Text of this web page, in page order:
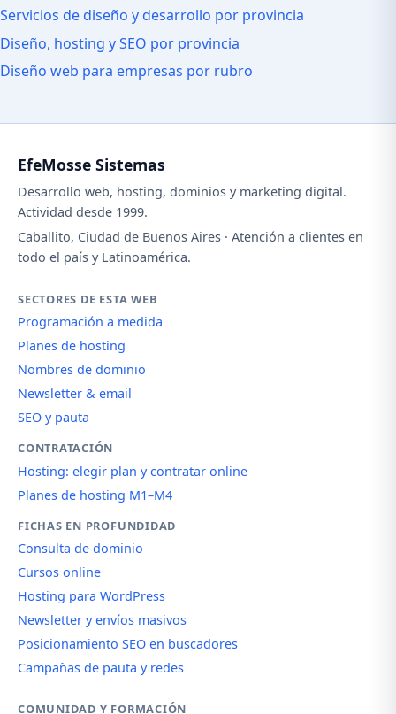
Servicios de diseño y desarrollo por provincia
Diseño, hosting y SEO por provincia
Diseño web para empresas por rubro
EfeMosse Sistemas
Desarrollo web, hosting, dominios y marketing digital.
Actividad desde 1999.
Caballito, Ciudad de Buenos Aires · Atención a clientes en
todo el país y Latinoamérica.
SECTORES DE ESTA WEB
Programación a medida
Planes de hosting
Nombres de dominio
Newsletter & email
SEO y pauta
CONTRATACIÓN
Hosting: elegir plan y contratar online
Planes de hosting M1–M4
FICHAS EN PROFUNDIDAD
Consulta de dominio
Cursos online
Hosting para WordPress
Newsletter y envíos masivos
Posicionamiento SEO en buscadores
Campañas de pauta y redes
COMUNIDAD Y FORMACIÓN